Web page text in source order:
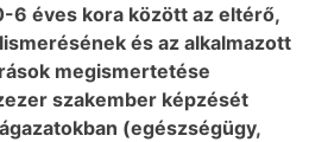
6 éves kora között az eltérő,
és az alkalmazott
megismertetése
szakember képzését
(egészségügy,